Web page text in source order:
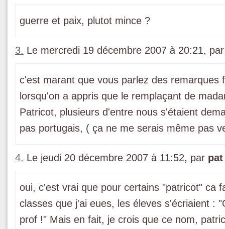
guerre et paix, plutot mince ?
3. Le mercredi 19 décembre 2007 à 20:21,
c'est marant que vous parlez des remarques
lorsqu'on a appris que le remplaçant de
Patricot, plusieurs d'entre nous s'étaient
pas portugais, ( ça ne me serais même pas
4. Le jeudi 20 décembre 2007 à 11:52, par pat
oui, c'est vrai que pour certains "patricot" ca
classes que j'ai eues, les éleves s'écriaient :
prof !" Mais en fait, je crois que ce nom,